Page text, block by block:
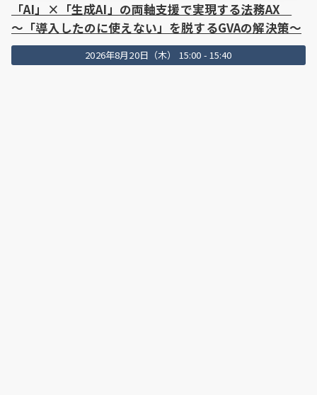
「AI」×「生成AI」の両軸支援で実現する法務AX
〜「導入したのに使えない」を脱するGVAの解決策〜
2026年8月20日（木） 15:00 - 15:40